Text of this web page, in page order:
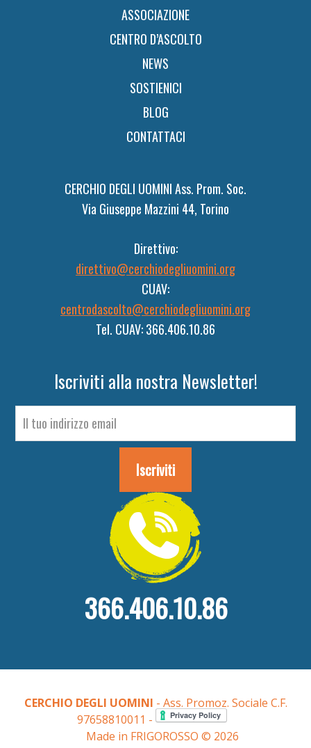
ASSOCIAZIONE
CENTRO D’ASCOLTO
NEWS
SOSTIENICI
BLOG
CONTATTACI
CERCHIO DEGLI UOMINI Ass. Prom. Soc.
Via Giuseppe Mazzini 44, Torino
Direttivo:
direttivo@cerchiodegliuomini.org
CUAV:
centrodascolto@cerchiodegliuomini.org
Tel. CUAV: 366.406.10.86
Iscriviti alla nostra Newsletter!
366.406.10.86
CERCHIO DEGLI UOMINI - Ass. Promoz. Sociale C.F.
97658810011 -
Made in FRIGOROSSO © 2026